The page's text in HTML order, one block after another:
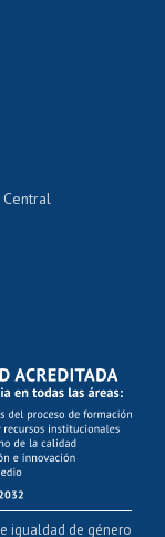
igualdad de género